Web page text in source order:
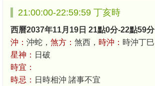
21:00:00-22:59:59 丁亥時
西曆2037年11月19日 21點0分-22點59分
沖： 沖蛇， 煞方： 煞西， 時沖： 時沖丁巳
星神： 日破
時宜：
時忌： 日時相沖 諸事不宜